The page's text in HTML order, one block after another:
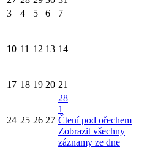
3
4 5 6 7
10 11 12 13 14
17 18 19 20 21
24 25 26 27
28
1
Čtení pod ořechem
Zobrazit všechny
záznamy ze dne